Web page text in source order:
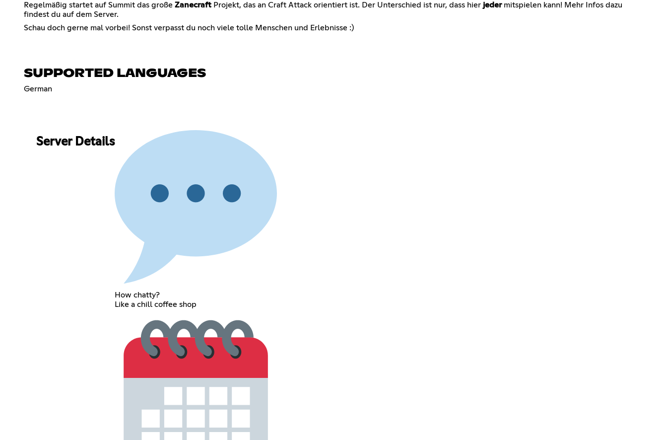
Regelmäßig startet auf Summit das große Zanecraft Projekt, das an Craft Attack orientiert ist. Der Unterschied ist nur, dass hier jedermitspielen kann! Mehr Infos dazu
findest du auf dem Server.
Schau doch gerne mal vorbei! Sonst verpasst du noch viele tolle Menschen und Erlebnisse :)
SUPPORTED LANGUAGES
German
Server Details
How chatty?
Like a chill coffee shop